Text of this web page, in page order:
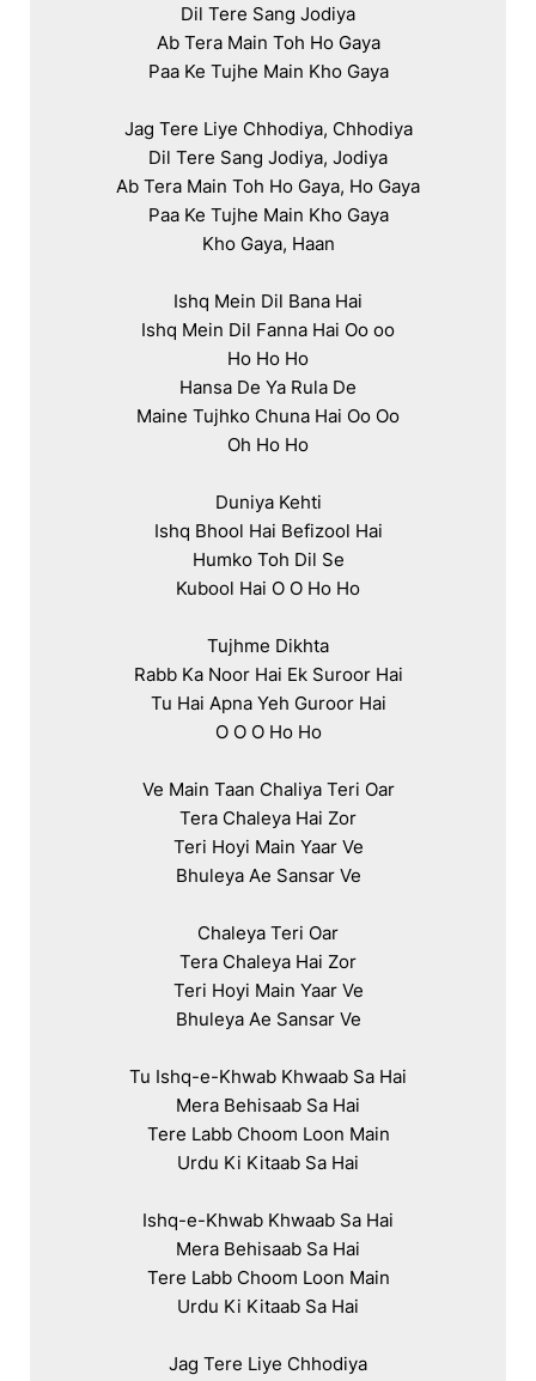
Dil Tere Sang Jodiya
Ab Tera Main Toh Ho Gaya
Paa Ke Tujhe Main Kho Gaya
Jag Tere Liye Chhodiya, Chhodiya
Dil Tere Sang Jodiya, Jodiya
Ab Tera Main Toh Ho Gaya, Ho Gaya
Paa Ke Tujhe Main Kho Gaya
Kho Gaya, Haan
Ishq Mein Dil Bana Hai
Ishq Mein Dil Fanna Hai Oo oo
Ho Ho Ho
Hansa De Ya Rula De
Maine Tujhko Chuna Hai Oo Oo
Oh Ho Ho
Duniya Kehti
Ishq Bhool Hai Befizool Hai
Humko Toh Dil Se
Kubool Hai O O Ho Ho
Tujhme Dikhta
Rabb Ka Noor Hai Ek Suroor Hai
Tu Hai Apna Yeh Guroor Hai
O O O Ho Ho
Ve Main Taan Chaliya Teri Oar
Tera Chaleya Hai Zor
Teri Hoyi Main Yaar Ve
Bhuleya Ae Sansar Ve
Chaleya Teri Oar
Tera Chaleya Hai Zor
Teri Hoyi Main Yaar Ve
Bhuleya Ae Sansar Ve
Tu Ishq-e-Khwab Khwaab Sa Hai
Mera Behisaab Sa Hai
Tere Labb Choom Loon Main
Urdu Ki Kitaab Sa Hai
Ishq-e-Khwab Khwaab Sa Hai
Mera Behisaab Sa Hai
Tere Labb Choom Loon Main
Urdu Ki Kitaab Sa Hai
Jag Tere Liye Chhodiya